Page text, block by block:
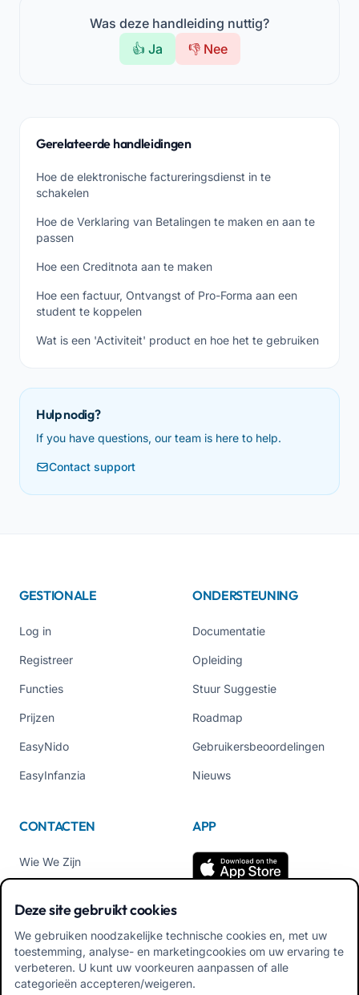
Was deze handleiding nuttig?
👍 Ja
👎 Nee
Gerelateerde handleidingen
Hoe de elektronische factureringsdienst in te
schakelen
Hoe de Verklaring van Betalingen te maken en aan te
passen
Hoe een Creditnota aan te maken
Hoe een factuur, Ontvangst of Pro-Forma aan een
student te koppelen
Wat is een 'Activiteit' product en hoe het te gebruiken
Hulp nodig?
If you have questions, our team is here to help.
Contact support
GESTIONALE
Log in
Registreer
Functies
Prijzen
EasyNido
EasyInfanzia
ONDERSTEUNING
Documentatie
Opleiding
Stuur Suggestie
Roadmap
Gebruikersbeoordelingen
Nieuws
CONTACTEN
Wie We Zijn
Tel +39 02 84152514
APP
Download APK Familiale
App
Download APK Educator
Deze site gebruikt cookies
We gebruiken noodzakelijke technische cookies en, met uw
toestemming, analyse- en marketingcookies om uw ervaring te
verbeteren. U kunt uw voorkeuren aanpassen of alle
categorieën accepteren/weigeren.